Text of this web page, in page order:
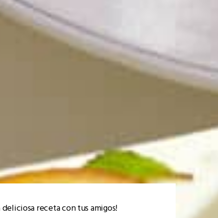
deliciosa receta con tus amigos!